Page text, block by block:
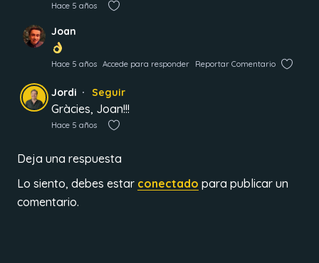
Hace 5 años
Joan
Hace 5 años Accede para responder Reportar Comentario
Jordi Seguir
Gràcies, Joan!!!
Hace 5 años
Deja una respuesta
Lo siento, debes estar conectado para publicar un
comentario.